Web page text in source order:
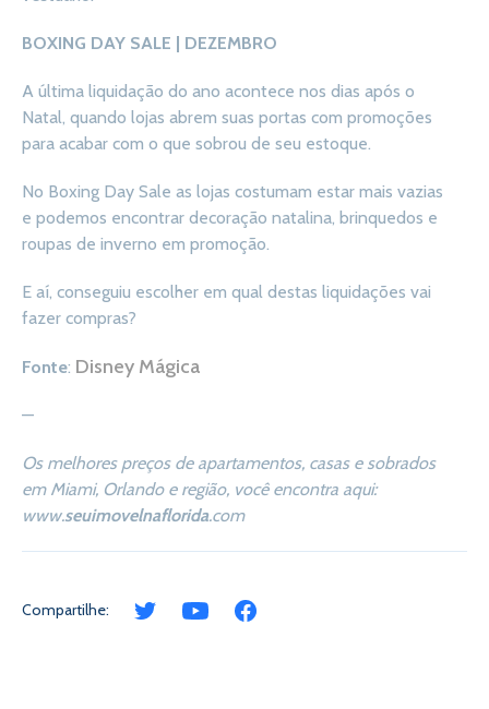
BOXING DAY SALE | DEZEMBRO
A última liquidação do ano acontece nos dias após o
Natal, quando lojas abrem suas portas com promoções
para acabar com o que sobrou de seu estoque.
No Boxing Day Sale as lojas costumam estar mais vazias
e podemos encontrar decoração natalina, brinquedos e
roupas de inverno em promoção.
E aí, conseguiu escolher em qual destas liquidações vai
fazer compras?
Fonte: Disney Mágica
—
Os melhores preços de apartamentos, casas e sobrados
em Miami, Orlando e região, você encontra aqui:
www.seuimovelnaflorida.com
Compartilhe: